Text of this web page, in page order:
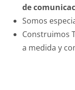
de
Somos
Construimos
a medida y